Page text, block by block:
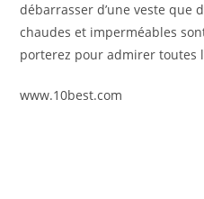
débarrasser d’une veste que
chaudes et imperméables
porterez pour admirer toutes
www.10best.com